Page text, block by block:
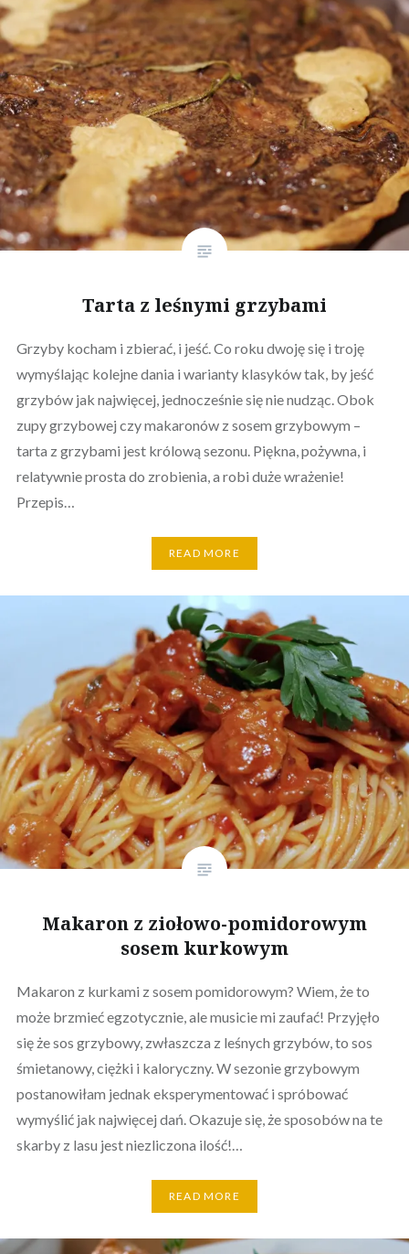
Tarta z leśnymi grzybami
Grzyby kocham i zbierać, i jeść. Co roku dwoję się i troję
wymyślając kolejne dania i warianty klasyków tak, by jeść
grzybów jak najwięcej, jednocześnie się nie nudząc. Obok
zupy grzybowej czy makaronów z sosem grzybowym –
tarta z grzybami jest królową sezonu. Piękna, pożywna, i
relatywnie prosta do zrobienia, a robi duże wrażenie!
Przepis…
READ MORE
Makaron z ziołowo-pomidorowym
sosem kurkowym
Makaron z kurkami z sosem pomidorowym? Wiem, że to
może brzmieć egzotycznie, ale musicie mi zaufać! Przyjęło
się że sos grzybowy, zwłaszcza z leśnych grzybów, to sos
śmietanowy, ciężki i kaloryczny. W sezonie grzybowym
postanowiłam jednak eksperymentować i spróbować
wymyślić jak najwięcej dań. Okazuje się, że sposobów na te
skarby z lasu jest niezliczona ilość!…
READ MORE